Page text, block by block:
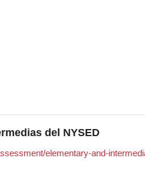
del NYSED
elementary-and-